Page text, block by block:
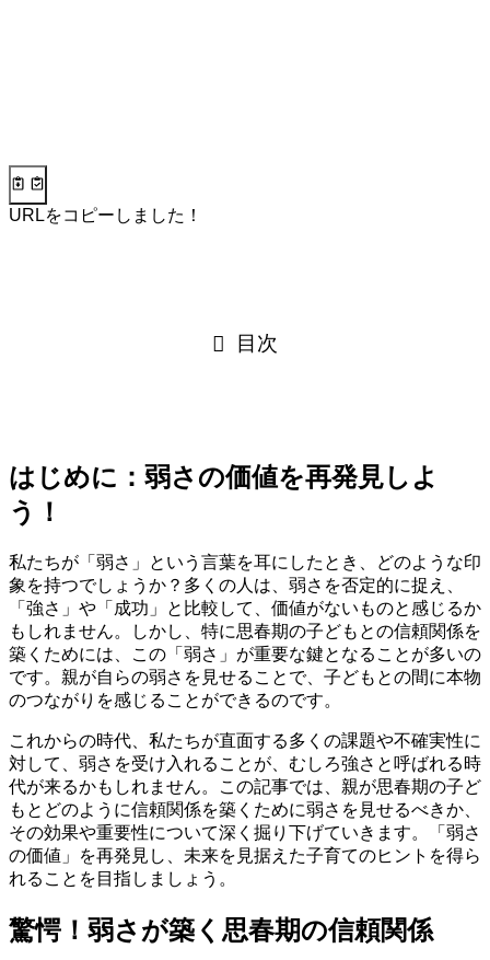
URLをコピーしました！
目次
はじめに：弱さの価値を再発見しよ
う！
私たちが「弱さ」という言葉を耳にしたとき、どのような印
象を持つでしょうか？多くの人は、弱さを否定的に捉え、
「強さ」や「成功」と比較して、価値がないものと感じるか
もしれません。しかし、特に思春期の子どもとの信頼関係を
築くためには、この「弱さ」が重要な鍵となることが多いの
です。親が自らの弱さを見せることで、子どもとの間に本物
のつながりを感じることができるのです。
これからの時代、私たちが直面する多くの課題や不確実性に
対して、弱さを受け入れることが、むしろ強さと呼ばれる時
代が来るかもしれません。この記事では、親が思春期の子ど
もとどのように信頼関係を築くために弱さを見せるべきか、
その効果や重要性について深く掘り下げていきます。「弱さ
の価値」を再発見し、未来を見据えた子育てのヒントを得ら
れることを目指しましょう。
驚愕！弱さが築く思春期の信頼関係